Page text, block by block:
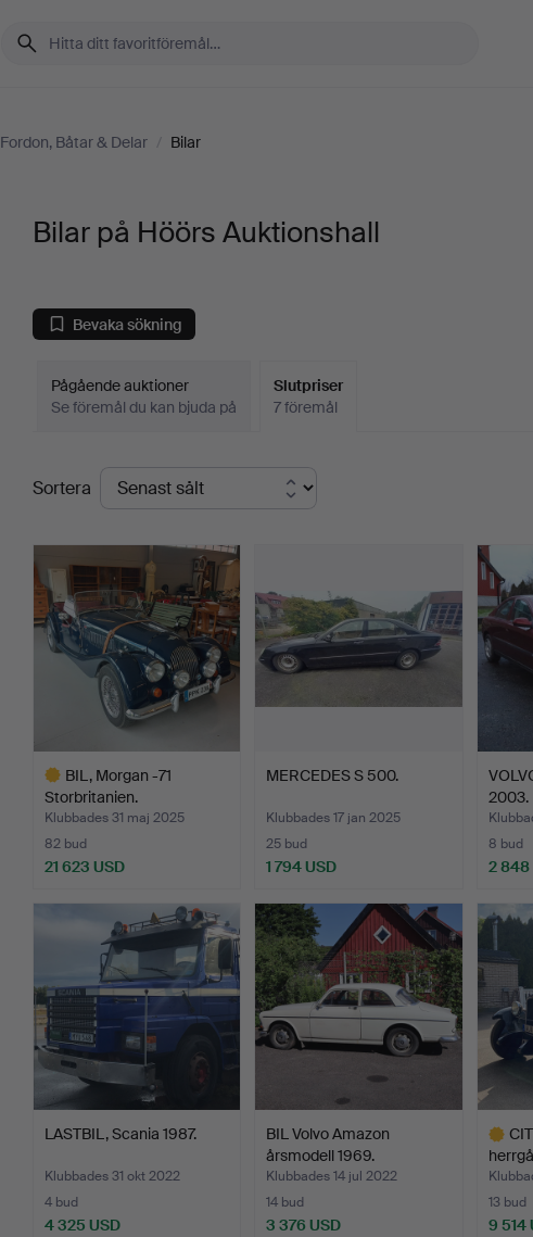
Fordon, Båtar & Delar / Bilar
Bilar på Höörs Auktionshall
Bevaka sökning
Pågående auktioner
Se föremål du kan bjuda på
Slutpriser
7 föremål
Slutpriser
Sortera
BIL, Morgan -71
Storbritanien.
Klubbades 31 maj 2025
82 bud
21 623 USD
föremål
MERCEDES S 500.
Klubbades 17 jan 2025
25 bud
1 794 USD
2003.
8 bud
2 848
LASTBIL, Scania 1987.
Klubbades 31 okt 2022
4 bud
4 325 USD
BIL Volvo Amazon
årsmodell 1969.
Klubbades 14 jul 2022
14 bud
3 376 USD
13 bud
9 514